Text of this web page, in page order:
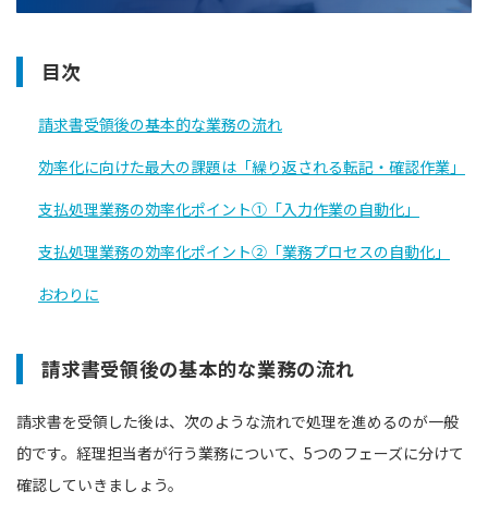
目次
請求書受領後の基本的な業務の流れ
効率化に向けた最大の課題は「繰り返される転記・確認作業」
支払処理業務の効率化ポイント①「入力作業の自動化」
支払処理業務の効率化ポイント②「業務プロセスの自動化」
おわりに
請求書受領後の基本的な業務の流れ
請求書を受領した後は、次のような流れで処理を進めるのが一般
的です。経理担当者が行う業務について、5つのフェーズに分けて
確認していきましょう。